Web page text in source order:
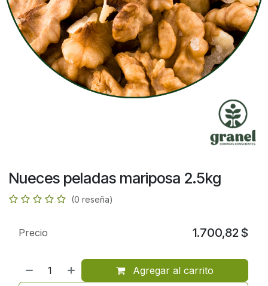
Nueces peladas mariposa 2.5kg
(0 reseña)
Agregar al carrito
Precio 1.700,82$